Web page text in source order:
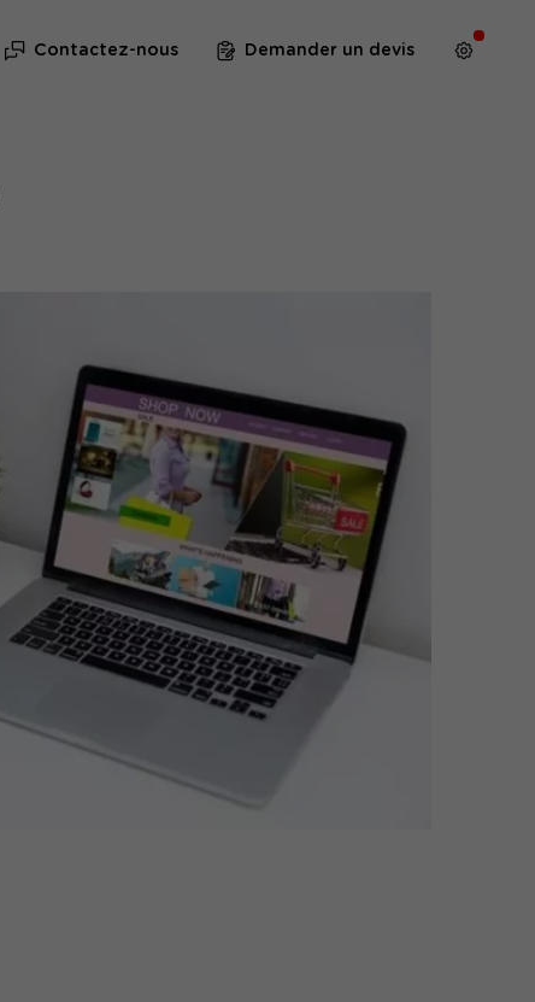
Contactez-nous Demander un devis